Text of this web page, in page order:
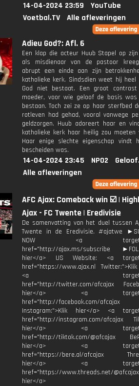
14-04-2024 23:59
YouTube
Voetbal.TV
Alle afleveringen
Adieu God?: Afl. 6
Een klap die acteur Huub Stapel op
als misdienaar van de pastoor
abrupt een einde aan zijn
katholieke kerk. Sindsdien weet hij heel
God niet bestaat. Een groot
moeder, voor wie geloof de basis
bestaan. Toch zei ze op haar sterfbed
rotleven had gehad, vooral vanwege
geldzorgen. Huub adoreert haar en
katholieke kerk haar heilig zou moeten
Haar enige slechte eigenschap vindt
bescheiden was.
14-04-2024 23:45 NPO2
Alle afleveringen
AFC Ajax: Comeback win ☑️ |
Ajax - FC Twente | Eredivisie
De samenvatting van het duel tussen
Twente in de Eredivisie. #ajatwe
NOW <a
href="http://ajax.ms/subscribe
hier</a> US Website: <a
href="https://www.ajax.nl
<a
href="http://twitter.com/afcajax
hier</a> <a
href="http://facebook.com/afcajax
Instagram:">Klik hier</a> <a
href="http://instagram.com/afcajax
hier</a> <a
href="http://tiktok.com/@afcajax
hier</a> <a
href="https://bere.al/afcajax
hier</a> <a
href="https://www.threads.net/
hier</a>